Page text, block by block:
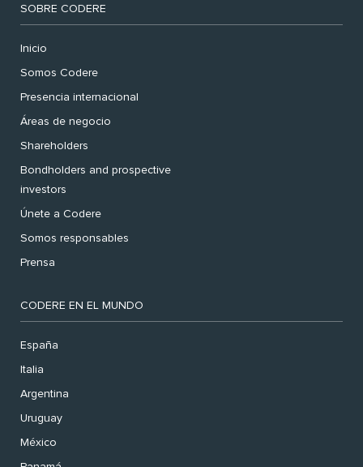
SOBRE CODERE
Inicio
Somos Codere
Presencia internacional
Áreas de negocio
Shareholders
Bondholders and prospective
investors
Únete a Codere
Somos responsables
Prensa
CODERE EN EL MUNDO
España
Italia
Argentina
Uruguay
México